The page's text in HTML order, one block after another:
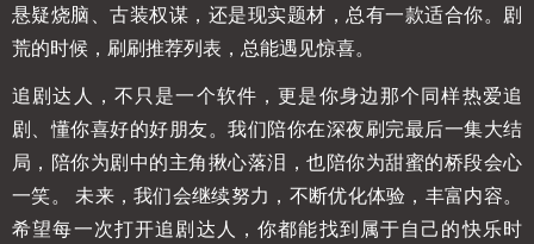
悬疑烧脑、古装权谋，还是现实题材，总有一款适合你。剧
荒的时候，刷刷推荐列表，总能遇见惊喜。
追剧达人，不只是一个软件，更是你身边那个同样热爱追
剧、懂你喜好的好朋友。我们陪你在深夜刷完最后一集大结
局，陪你为剧中的主角揪心落泪，也陪你为甜蜜的桥段会心
一笑。 未来，我们会继续努力，不断优化体验，丰富内容。
希望每一次打开追剧达人，你都能找到属于自己的快乐时